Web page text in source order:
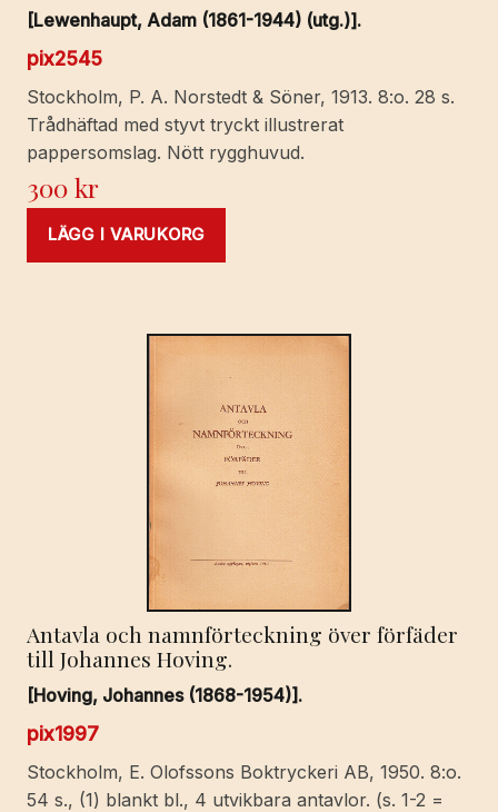
[Lewenhaupt, Adam (1861-1944) (utg.)].
pix2545
Stockholm, P. A. Norstedt & Söner, 1913. 8:o. 28 s.
Trådhäftad med styvt tryckt illustrerat
pappersomslag. Nött rygghuvud.
300kr
LÄGG I VARUKORG
Antavla och namnförteckning över förfäder
till Johannes Hoving.
[Hoving, Johannes (1868-1954)].
pix1997
Stockholm, E. Olofssons Boktryckeri AB, 1950. 8:o.
54 s., (1) blankt bl., 4 utvikbara antavlor. (s. 1-2 =